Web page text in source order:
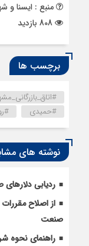
منبع : ایسنا و
برچسب ها
#حمیدی
نوشته های
ردیابی دلارهای
از اصلاح
صنعت
راهنمای نحوه